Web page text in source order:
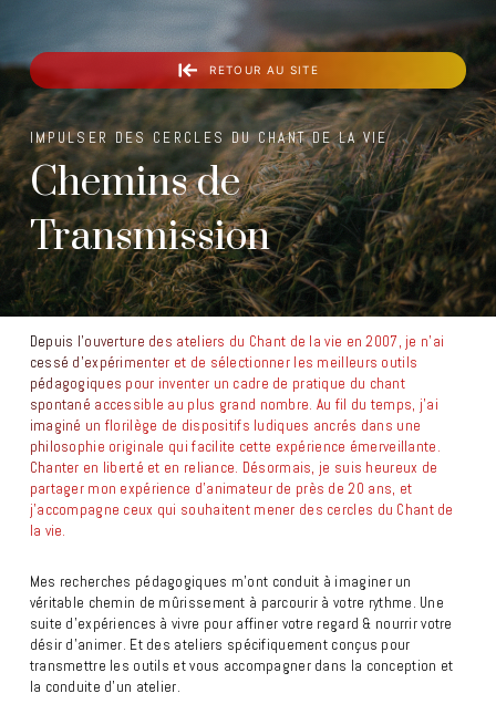
RETOUR AU SITE
IMPULSER DES CERCLES DU CHANT DE LA VIE
Cheminsde
Transmission
Depuis l’ouverture des ateliers du Chant de la vie en 2007, je n’ai
cessé d’expérimenter et de sélectionner les meilleurs outils
pédagogiques pour inventer un cadre de pratique du chant
spontané accessible au plus grand nombre. Au fil du temps, j’ai
imaginé un florilège de dispositifs ludiques ancrés dans une
philosophie originale qui facilite cette expérience émerveillante.
Chanter en liberté et en reliance. Désormais, je suis heureux de
partager mon expérience d’animateur de près de 20 ans, et
j’accompagne ceux qui souhaitent mener des cercles du Chant de
la vie.
Mes recherches pédagogiques m’ont conduit à imaginer un
véritable chemin de mûrissement à parcourir à votre rythme. Une
suite d’expériences à vivre pour affiner votre regard & nourrir votre
désir d’animer. Et des ateliers spécifiquement conçus pour
transmettre les outils et vous accompagner dans la conception et
la conduite d’un atelier.